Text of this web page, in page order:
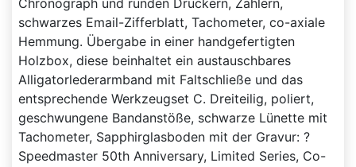
Chronograph und runden Drückern, Zählern,
schwarzes Email-Zifferblatt, Tachometer, co-axiale
Hemmung. Übergabe in einer handgefertigten
Holzbox, diese beinhaltet ein austauschbares
Alligatorlederarmband mit Faltschließe und das
entsprechende Werkzeugset C. Dreiteilig, poliert,
geschwungene Bandanstöße, schwarze Lünette mit
Tachometer, Sapphirglasboden mit der Gravur: ?
Speedmaster 50th Anniversary, Limited Series, Co-